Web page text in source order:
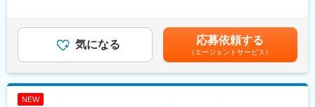
地域のお客様との距離が近く、日々の接客や相談対応を通じて、
信頼される存在として働けます。
■安定した経営基盤のもと、長期的なキャリア形成が可能：
ツルハグループの一員として安定した基盤があり、腰を据えてキ
・商品陳列・売場づくり
・発注・在庫管理
・売上・数値管理の補助
・スタッフのサポート業務
☆経験や適性に応じて、将来的にはスタッフの育成、
可能性があります。月給(月額)は固定手当を含めた表記です。
気になる 応募依頼する
（エージェントサービス）
NEW